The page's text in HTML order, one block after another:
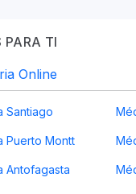
PARA TI
Online
Santiago
Puerto Montt
Antofagasta